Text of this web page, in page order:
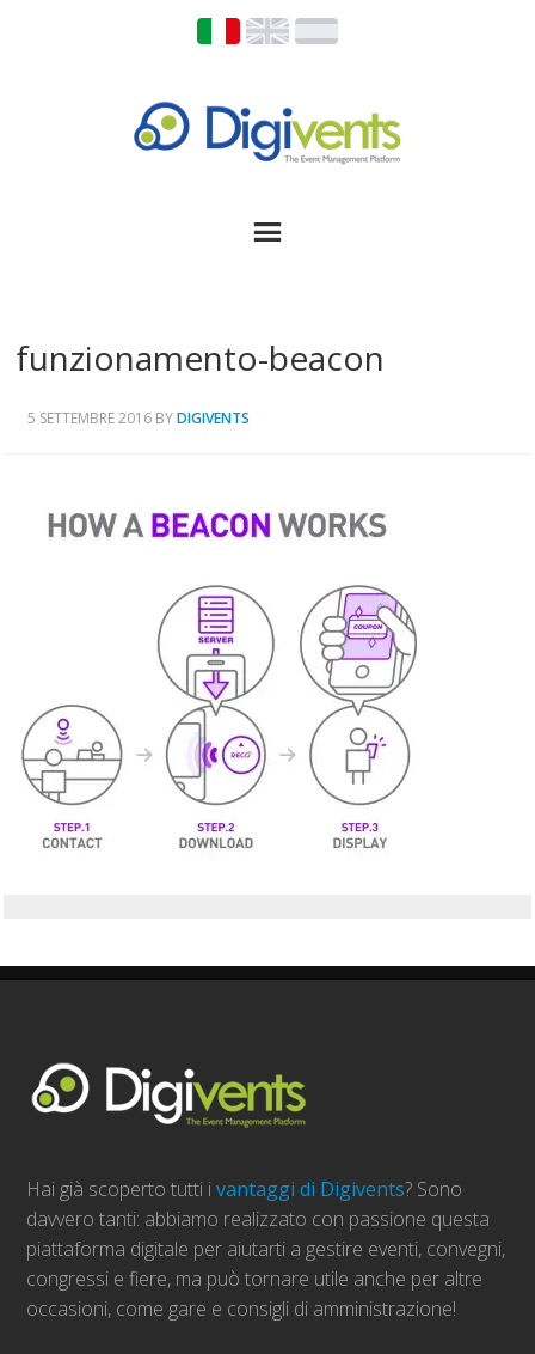
funzionamento-beacon
5 SETTEMBRE 2016 BYDIGIVENTS
Hai già scoperto tutti ivantaggi di Digivents? Sono
davvero tanti: abbiamo realizzato con passione questa
piattaforma digitale per aiutarti a gestire eventi, convegni,
congressi e fiere, ma può tornare utile anche per altre
occasioni, come gare e consigli di amministrazione!